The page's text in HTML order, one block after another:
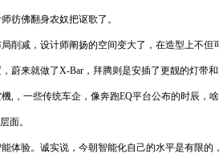
彷佛翻身农奴把讴歌了。
削减，设计师阐扬的空间变大了，在造型上不但
蔚来就做了X-Bar，拜腾则是安插了更靓的灯带
,，一些传统车企，像奔跑EQ平台公布的时辰，
面。
体验。诚实说，今朝智能化自己的水平是有限